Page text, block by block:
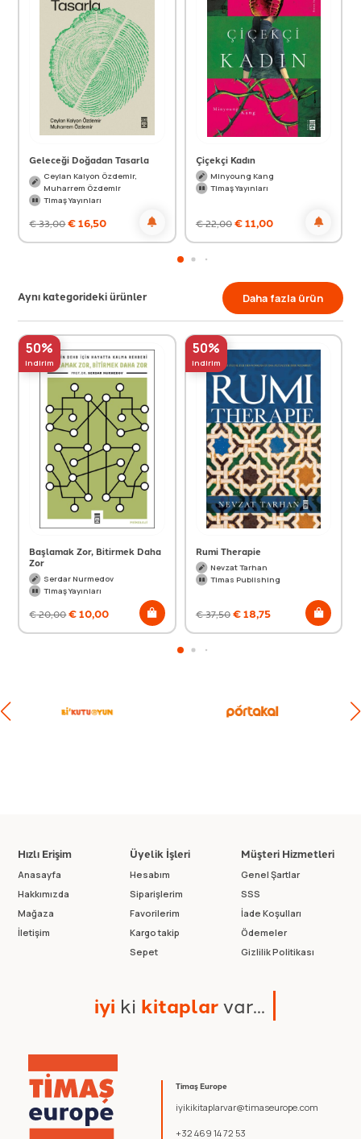
Geleceği Doğadan Tasarla
Ceylan Kalyon Özdemir,
Muharrem Özdemir
Timaş Yayınları
€33,00€16,50
Çiçekçi Kadın
Minyoung Kang
Timaş Yayınları
€22,00€11,00
Aynı kategorideki ürünler Daha fazla ürün
50%
indirim
Başlamak Zor, Bitirmek Daha
Zor
Serdar Nurmedov
Timaş Yayınları
€20,00€10,00
50%
indirim
Rumi Therapie
Nevzat Tarhan
Timas Publishing
€37,50€18,75
Timaş Europe
iyikikitaplarvar@timaseurope.com
+32 469 14 72 53
Hızlı Erişim
Anasayfa
Hakkımızda
Mağaza
İletişim
Üyelik İşleri
Hesabım
Siparişlerim
Favorilerim
Kargo takip
Sepet
Müşteri Hizmetleri
Genel Şartlar
SSS
İade Koşulları
Ödemeler
Gizlilik Politikası
iyi ki kitaplarvar...